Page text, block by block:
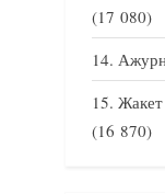
(17 080)
(16 870)